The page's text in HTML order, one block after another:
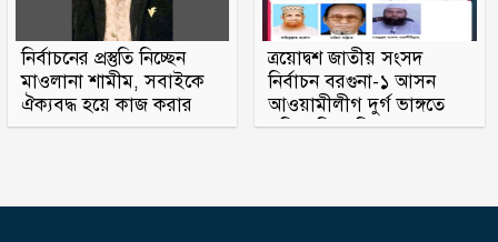
নির্বাচনের প্রস্তুতি নিচ্ছেন
মাওলানা শামীম, সবাইকে
ঐক্যবদ্ধ হয়ে কাজ করার
অহব্বান জানান
ত্রয়োদ্বশ জাতীয় সংসদ
নির্বাচন বরগুনা-১ আসন
আওয়ামীলীগ দুর্গ ভাঙ্গতে
মরিয়া বিএনপি ও জামায়াত